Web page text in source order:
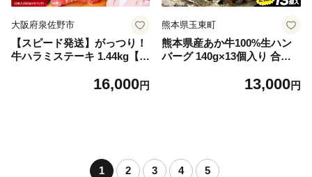
大阪府泉佐野市
【スピード発送】がっつり！
牛ハラミステーキ 1.44kg【氷
g×4パック 牛肉 すてーき 焼
16,000円
熊本県玉東町
熊本県産あか牛100%生ハン
バーグ 140g×13個入り 合計1
に出荷予定(土日祝除く)》熊
13,000円
1 2 3 4 5